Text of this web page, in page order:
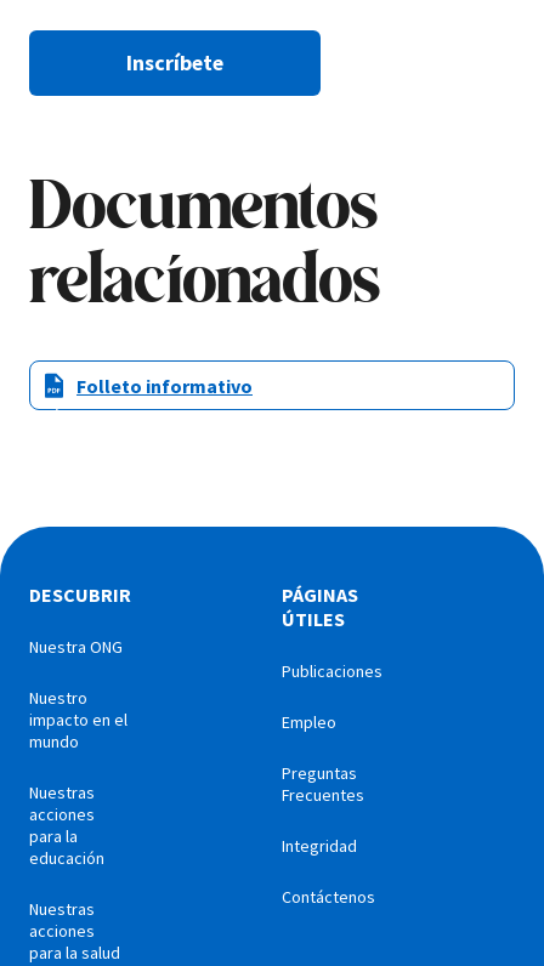
Inscríbete
Documentos
relacionados
Folleto informativo
DESCUBRIR
Nuestra ONG
Nuestro
impacto en el
mundo
Nuestras
acciones
para la
educación
Nuestras
acciones
para la salud
PÁGINAS
ÚTILES
Publicaciones
Empleo
Preguntas
Frecuentes
Integridad
Contáctenos